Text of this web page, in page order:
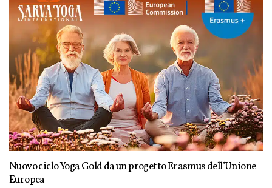
Nuovo ciclo Yoga Gold da un progetto Erasmus dell’Unione
Europea